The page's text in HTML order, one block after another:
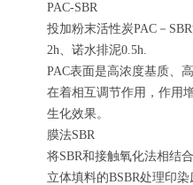
PAC-SBR
投加粉末活性炭PAC－
2h、诺水排泥0.5h.
PAC表面是高浓度基质、
在着相互调节作用，作用
生化效果。
膜法SBR
将SBR和接触氧化法相结
立体填料的BSBR处理印